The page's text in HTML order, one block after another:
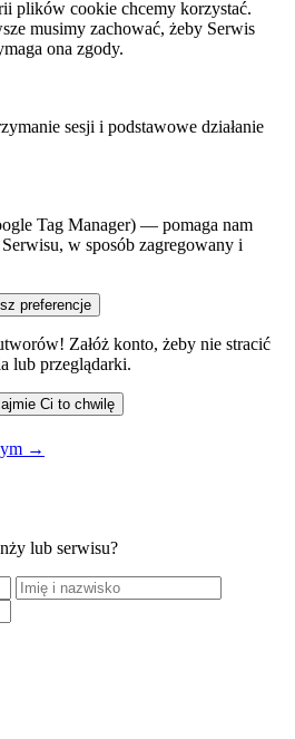
plików cookie chcemy korzystać.
musimy zachować, żeby Serwis
ona zgody.
sesji i podstawowe działanie
Tag Manager) — pomaga nam
w sposób zagregowany i
preferencje
Załóż konto, żeby nie stracić
lub przeglądarki.
Ci to chwilę
→
lub serwisu?